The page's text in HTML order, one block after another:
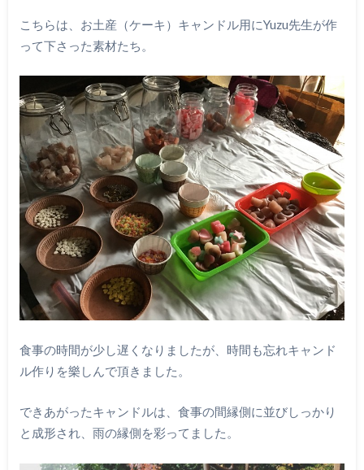
こちらは、お土産（ケーキ）キャンドル用にYuzu先生が作
って下さった素材たち。
食事の時間が少し遅くなりましたが、時間も忘れキャンド
ル作りを樂しんで頂きました。
できあがったキャンドルは、食事の間縁側に並びしっかり
と成形され、雨の縁側を彩ってました。